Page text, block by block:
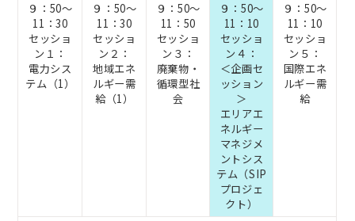
９：50～
11：30
セッショ
ン１：
電力シス
テム（1）
９：50～
11：30
セッショ
ン２：
地域エネ
ルギー需
給（1）
９：50～
11：50
セッショ
ン３：
廃棄物・
循環型社
会
９：50～
11：10
セッショ
ン４：
＜企画セ
ッション
＞
エリアエ
ネルギー
マネジメ
ントシス
テム （SIP
プロジェ
クト）
９：50～
11：10
セッショ
ン５：
国際エネ
ルギー需
給